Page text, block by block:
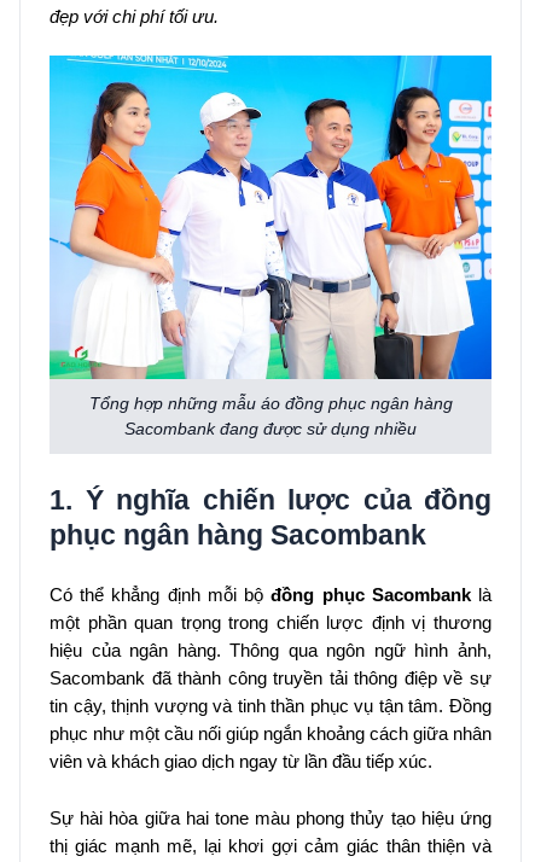
đẹp với chi phí tối ưu.
Tổng hợp những mẫu áo đồng phục ngân hàng
Sacombank đang được sử dụng nhiều
1. Ý nghĩa chiến lược của đồng
phục ngân hàng Sacombank
Có thể khẳng định mỗi bộđồng phục Sacombanklà
một phần quan trọng trong chiến lược định vị thương
hiệu của ngân hàng. Thông qua ngôn ngữ hình ảnh,
Sacombank đã thành công truyền tải thông điệp về sự
tin cậy, thịnh vượng và tinh thần phục vụ tận tâm. Đồng
phục như một cầu nối giúp ngắn khoảng cách giữa nhân
viên và khách giao dịch ngay từ lần đầu tiếp xúc.
Sự hài hòa giữa hai tone màu phong thủy tạo hiệu ứng
thị giác mạnh mẽ, lại khơi gợi cảm giác thân thiện và